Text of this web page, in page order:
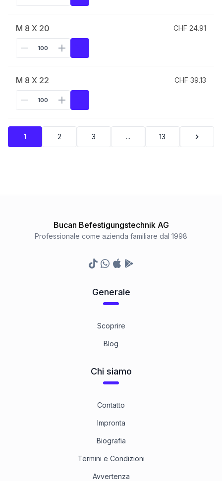
M 8 X 20 CHF 24.91
M 8 X 22 CHF 39.13
1 2 3 ... 13
Bucan Befestigungstechnik AG
Professionale come azienda familiare dal 1998
TikTokWhatsapp
Appstore
Google Play Store
Generale
Scoprire
Blog
Chi siamo
Contatto
Impronta
Biografia
Termini e Condizioni
Avvertenza